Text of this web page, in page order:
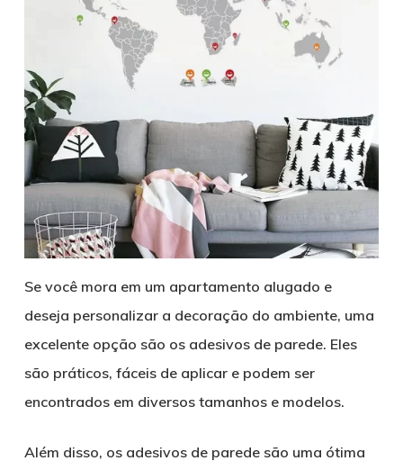
Se você mora em um apartamento alugado e
deseja personalizar a decoração do ambiente, uma
excelente opção são os adesivos de parede. Eles
são práticos, fáceis de aplicar e podem ser
encontrados em diversos tamanhos e modelos.
Além disso, os adesivos de parede são uma ótima